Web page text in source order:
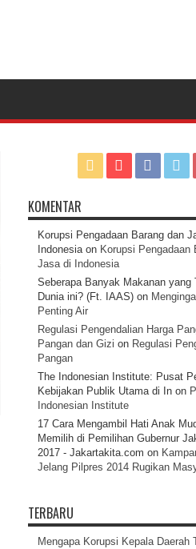
KOMENTAR
Korupsi Pengadaan Barang dan
Indonesiaon Korupsi Pengadaan
Jasa di Indonesia
Seberapa Banyak Makanan yang
Dunia ini? (Ft. IAAS)on
Penting Air
Regulasi Pengendalian Harga
Pangan dan Gizi on Regulasi
Pangan
The Indonesian Institute: Pusat
Kebijakan Publik Utama di Inon
Indonesian Institute
17 Cara Mengambil Hati Anak
Memilih di Pemilihan Gubernur
2017 - Jakartakita.com on
Jelang Pilpres 2014 Rugikan
TERBARU
Mengapa Korupsi Kepala Daerah